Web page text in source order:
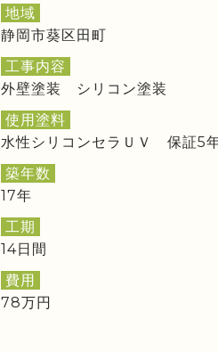
地域
静岡市葵区田町
工事内容
外壁塗装 シリコン塗装
使用塗料
水性シリコンセラＵＶ 保証5
築年数
17年
工期
14日間
費用
78万円